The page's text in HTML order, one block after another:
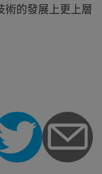
術的發展上更上層